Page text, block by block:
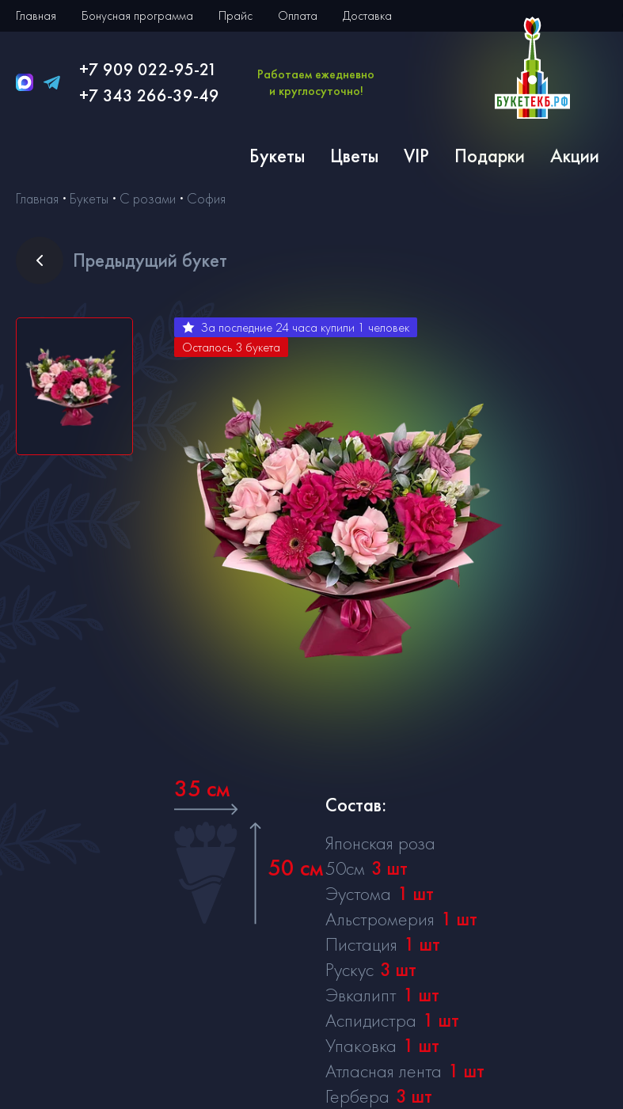
Главная Бонусная программа Прайс Оплата Доставка
+7 909 022-95-21
+7 343 266-39-49
Работаем ежедневно
и круглосуточно!
Букеты Цветы VIP Подарки Акции
Главная Букеты С розами София
За последние 24 часа купили 1 человек
Осталось 3 букета
Предыдущий букет
35 см
50 см
Состав:
Японская роза
50см 3 шт
Эустома 1 шт
Альстромерия 1 шт
Пистация 1 шт
Рускус 3 шт
Эвкалипт 1 шт
Аспидистра 1 шт
Упаковка 1 шт
Атласная лента 1 шт
Гербера 3 шт